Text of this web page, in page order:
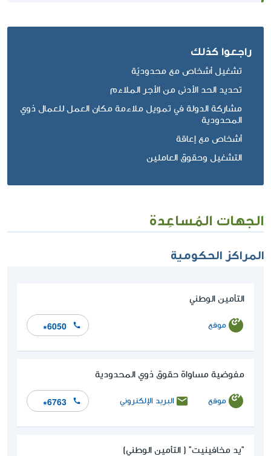
راجعوا كذلك
تشغيل أشخاص مع محدوديّة
تحديد الحد الأدنى من الأجر الملاءَم
مشاركة الدولة في تمويل ملاءمة مكان العمل للعمال ذوي
المحدودية
أشخاص مع إعاقة
التشغيل وحقوق العاملين
الجهات المُساعِدة
المراكز الحكومية
التأمين الوطني
موقع *6050
مفوضية مساواة حقوق ذوي المحدودية
موقع البريد الإلكتروني *6763
"يد مخافينيت" ( التأمين الوطني)